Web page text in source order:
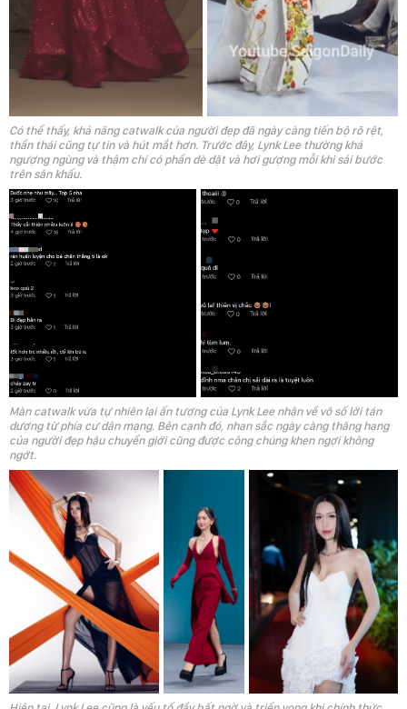
Có thể thấy, khả năng catwalk của người đẹp đã ngày càng tiến bộ rõ rệt,
thần thái cũng tự tin và hút mắt hơn. Trước đây, Lynk Lee thường khá
ngượng ngùng và thậm chí có phần dè dặt và hơi gượng mỗi khi sải bước
trên sân khấu.
Màn catwalk vừa tự nhiên lại ấn tượng của Lynk Lee nhận về vô số lời tán
dương từ phía cư dân mạng. Bên cạnh đó, nhan sắc ngày càng thăng hạng
của người đẹp hậu chuyển giới cũng được công chúng khen ngợi không
ngớt.